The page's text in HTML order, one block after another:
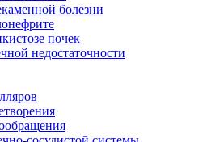
болезни
почек
недостаточности